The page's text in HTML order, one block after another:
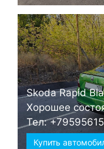
Skoda Rapid
Хорошее
Тел:
Купить